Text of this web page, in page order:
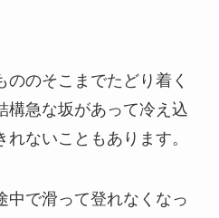
のそこまでたどり着く
構急な坂があって冷え込
ないこともあります。
中で滑って登れなくなっ